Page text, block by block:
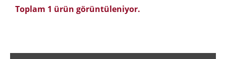
Toplam 1 ürün görüntüleniyor.